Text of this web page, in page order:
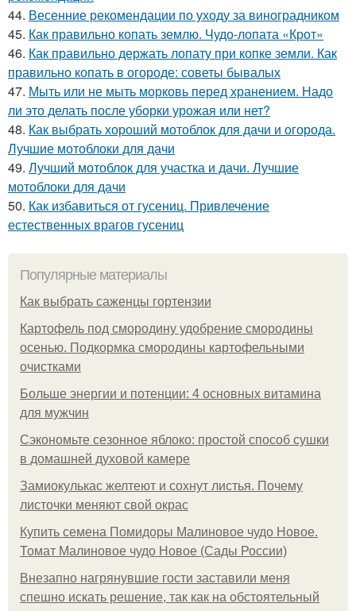
44. Весенние рекомендации по уходу за виноградником
45. Как правильно копать землю. Чудо-лопата «Крот»
46. Как правильно держать лопату при копке земли. Как
правильно копать в огороде: советы бывалых
47. Мыть или не мыть морковь перед хранением. Надо
ли это делать после уборки урожая или нет?
48. Как выбрать хороший мотоблок для дачи и огорода.
Лучшие мотоблоки для дачи
49. Лучший мотоблок для участка и дачи. Лучшие
мотоблоки для дачи
50. Как избавиться от гусениц. Привлечение
естественных врагов гусениц
Популярные материалы
Как выбрать саженцы гортензии
Картофель под смородину удобрение смородины
осенью. Подкормка смородины картофельными
очистками
Больше энергии и потенции: 4 основных витамина
для мужчин
Сэкономьте сезонное яблоко: простой способ сушки
в домашней духовой камере
Замиокулькас желтеют и сохнут листья. Почему
листочки меняют свой окрас
Купить семена Помидоры Малиновое чудо Новое.
Томат Малиновое чудо Новое (Сады России)
Внезапно нагрянувшие гости заставили меня
спешно искать решение, так как на обстоятельный